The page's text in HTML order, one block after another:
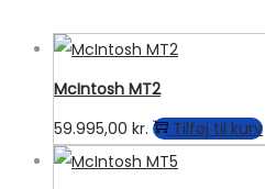
McIntosh MT2
59.995,00 kr. Tilføj til kurv